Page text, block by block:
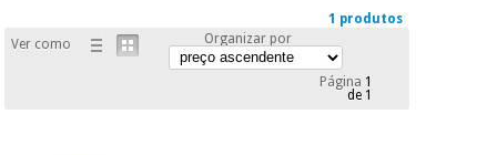
1 produtos
Ver como
Organizar por
Página 1
de 1